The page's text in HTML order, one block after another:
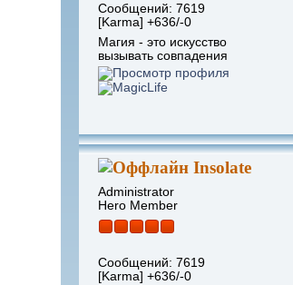
Сообщений: 7619
[Karma] +636/-0
Магия - это искусство
вызывать совпадения
Insolate
Administrator
Hero Member
Сообщений: 7619
[Karma] +636/-0